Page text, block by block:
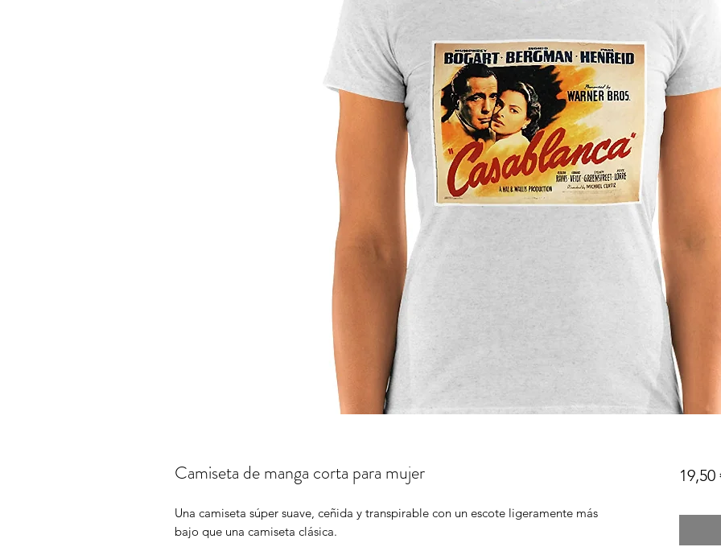
Camiseta de manga corta para mujer
Una camiseta súper suave, ceñida y transpirable con un escote ligeramente más
bajo que una camiseta clásica.
19,50